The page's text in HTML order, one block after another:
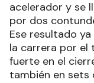
acelerador y se
por dos
Ese resultado
la carrera por el
fuerte en el
también en sets